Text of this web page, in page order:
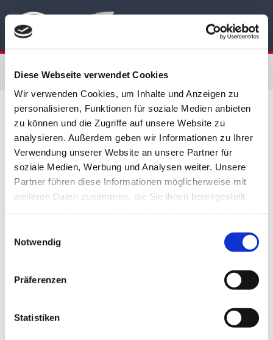
Diese Webseite verwendet Cookies
Wir verwenden Cookies, um Inhalte und Anzeigen zu
personalisieren, Funktionen für soziale Medien anbieten
zu können und die Zugriffe auf unsere Website zu
analysieren. Außerdem geben wir Informationen zu Ihrer
Verwendung unserer Website an unsere Partner für
soziale Medien, Werbung und Analysen weiter. Unsere
Partner führen diese Informationen möglicherweise mit
weiteren Daten zusammen, die Sie ihnen bereitgestellt
Notwendig
Präferenzen
Statistiken
Jeweils im Herbst startet das neue Ausbildungsjahr.
In folgenden Ausbildungsberufen bilden wir aus:
In jedem unserer Betriebe:
Nutzfahrzeugtechnik (LKW)
In den Betrieben Pfarrkirchen und Passau-Tiefenbach:
In den Betrieben Pfarrkirchen und Passau-Tiefenbach: